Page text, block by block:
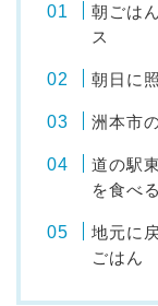
朝ごは
ス
朝日に
洲本市
道の駅
を食べる
地元に
ごはん